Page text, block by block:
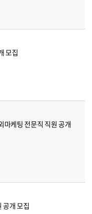
모집
마케팅 전문직 직원 공개
공개 모집